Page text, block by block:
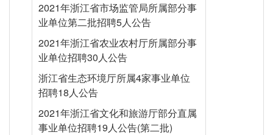
2021年浙江省市场监管局所属部分事
业单位第二批招聘5人公告
2021年浙江省农业农村厅所属部分事
业单位招聘30人公告
浙江省生态环境厅所属4家事业单位
招聘18人公告
2021年浙江省文化和旅游厅部分直属
事业单位招聘19人公告(第二批)